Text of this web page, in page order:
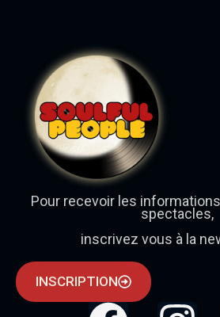
Pour recevoir les
spectacles,
inscrivez vous à la
INSCRIPTION